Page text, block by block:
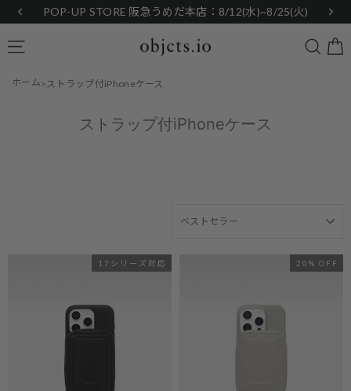
content
POP-UP STORE 阪急うめだ本店：8/12(水)~8/25(火)
ホーム ストラップ付iPhoneケース
ストラップ付iPhoneケース
17シリーズ対応 20% OFF